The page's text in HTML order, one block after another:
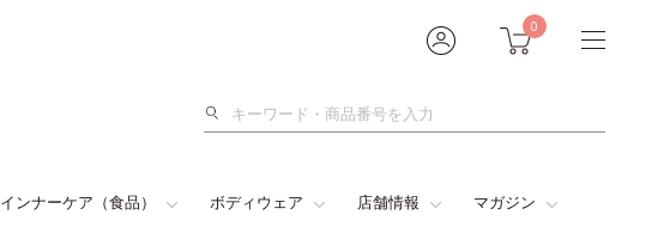
0
検
インナーケア（食品） ボディウェア 店舗情報 マガジン